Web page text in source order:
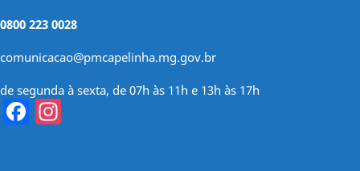
0800 223 0028
comunicacao@pmcapelinha.mg.gov.br
de segunda à sexta, de 07h às 11h e 13h às 17h
Facebook